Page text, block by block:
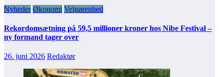
Nyheder Økonomi Velgørenhed
Rekordomsætning på 59,5 millioner kroner hos Nibe Festival –
ny formand tager over
26. juni 2026 Redaktør